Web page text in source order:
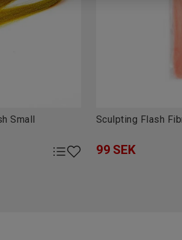
Small Sculpting Flash
99 SEK